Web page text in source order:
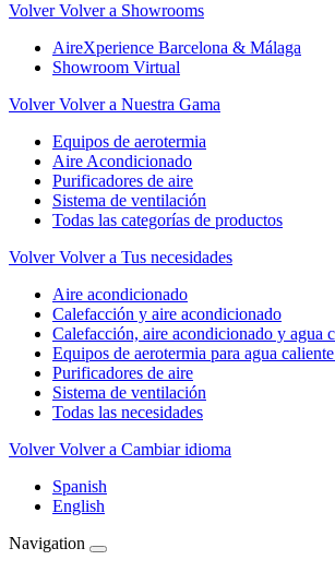
Volver Volver a Showrooms
AireXperience Barcelona & Málaga
Showroom Virtual
Volver Volver a Nuestra Gama
Equipos de aerotermia
Aire Acondicionado
Purificadores de aire
Sistema de ventilación
Todas las categorías de productos
Volver Volver a Tus necesidades
Aire acondicionado
Calefacción y aire acondicionado
Calefacción, aire acondicionado y agua
Equipos de aerotermia para agua
Purificadores de aire
Sistema de ventilación
Todas las necesidades
Volver Volver a Cambiar idioma
Spanish
English
Navigation